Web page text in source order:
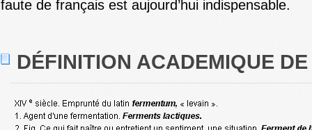
faute de français est aujourd’hui indispensable.
DÉFINITION ACADEMIQUE